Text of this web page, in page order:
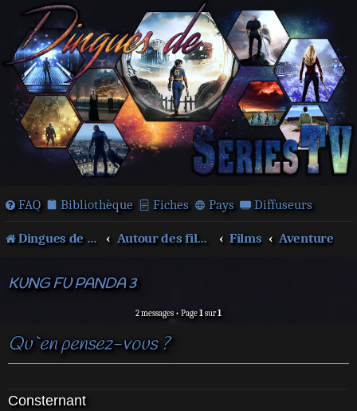
FAQ Bibliothèque Fiches Pays Diffuseurs
Dingues de séries télé ! Autour des films et séries Films Aventure
KUNG FU PANDA 3
2 messages • Page1sur1
Qu`en pensez-vous ?
Consternant